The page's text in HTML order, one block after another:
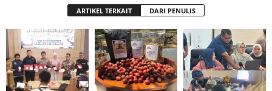
ARTIKEL TERKAIT DARI PENULIS